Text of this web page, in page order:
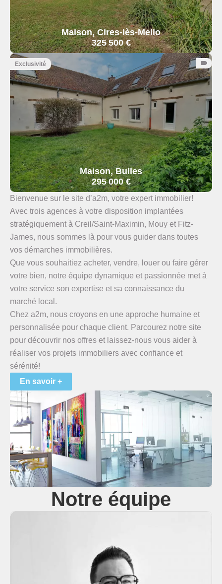
Maison, Cires-lès-Mello
325 500 €
Maison, Bulles
295 000 €
Exclusivité
Bienvenue sur le site d’a2m, votre expert immobilier!
Avec trois agences à votre disposition implantées
stratégiquement à Creil/Saint-Maximin, Mouy et Fitz-
James, nous sommes là pour vous guider dans toutes
vos démarches immobilières.
Que vous souhaitiez acheter, vendre, louer ou faire gérer
votre bien, notre équipe dynamique et passionnée met à
votre service son expertise et sa connaissance du
marché local.
Chez a2m, nous croyons en une approche humaine et
personnalisée pour chaque client. Parcourez notre site
pour découvrir nos offres et laissez-nous vous aider à
réaliser vos projets immobiliers avec confiance et
sérénité!
En savoir +
Notre équipe